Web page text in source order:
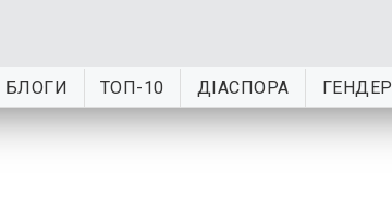
БЛОГИ ТОП-10 ДІАСПОРА ГЕНДЕР